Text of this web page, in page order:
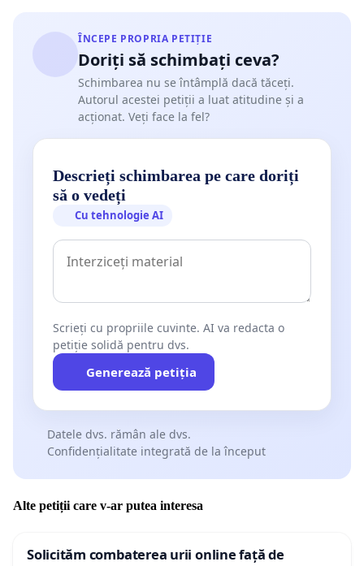
ÎNCEPE PROPRIA PETIȚIE
Doriți să schimbați ceva?
Schimbarea nu se întâmplă dacă tăceți.
Autorul acestei petiții a luat atitudine și a
acționat. Veți face la fel?
Descrieți schimbarea pe care doriți
să o vedeți
Cu tehnologie AI
Scrieți cu propriile cuvinte. AI va redacta o
petiție solidă pentru dvs.
Generează petiția
Datele dvs. rămân ale dvs.
Confidențialitate integrată de la început
Alte petiții care v-ar putea interesa
Solicităm combaterea urii online față de